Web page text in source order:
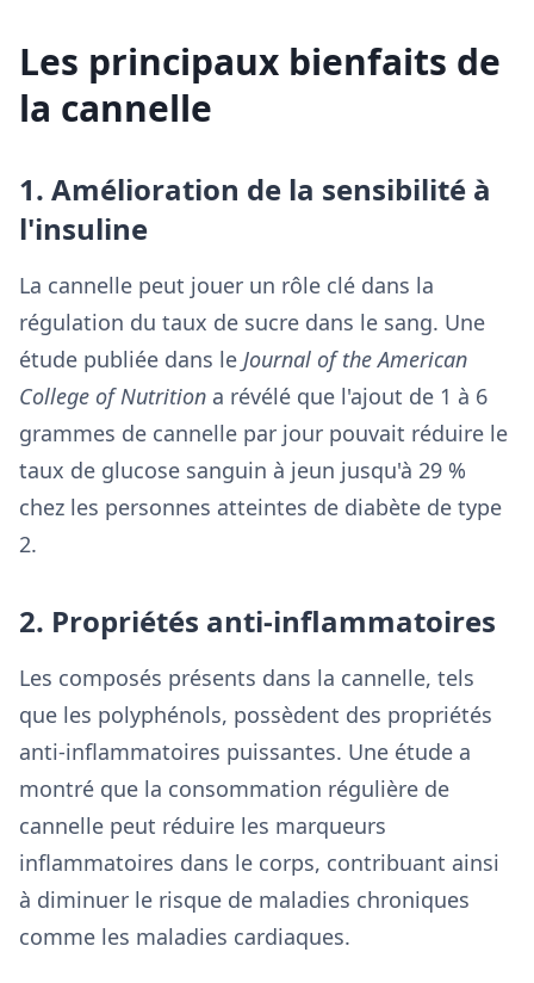
Les principaux bienfaits de
la cannelle
1. Amélioration de la sensibilité à
l'insuline
La cannelle peut jouer un rôle clé dans la
régulation du taux de sucre dans le sang. Une
étude publiée dans le Journal of the American
College of Nutrition a révélé que l'ajout de 1 à 6
grammes de cannelle par jour pouvait réduire le
taux de glucose sanguin à jeun jusqu'à 29 %
chez les personnes atteintes de diabète de type
2.
2. Propriétés anti-inflammatoires
Les composés présents dans la cannelle, tels
que les polyphénols, possèdent des propriétés
anti-inflammatoires puissantes. Une étude a
montré que la consommation régulière de
cannelle peut réduire les marqueurs
inflammatoires dans le corps, contribuant ainsi
à diminuer le risque de maladies chroniques
comme les maladies cardiaques.